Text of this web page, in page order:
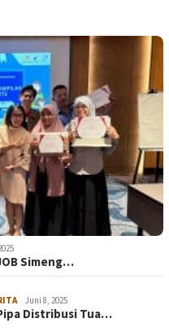
Simeng…
Juni 8, 2025
Distribusi Tua…